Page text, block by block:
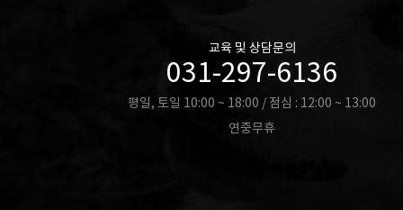
교육 및 상담문의
031-297-6136
평일, 토일 10:00 ~ 18:00 / 점심 : 12:00 ~ 13:00
연중무휴